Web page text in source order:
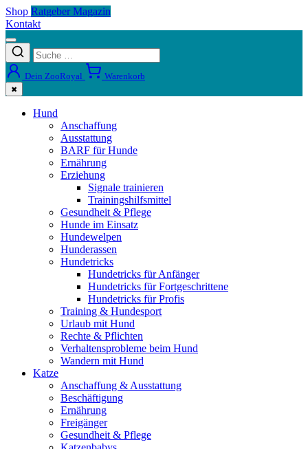
Shop Ratgeber Magazin
Kontakt
Dein ZooRoyal Warenkorb
✖
Hund
Anschaffung
Ausstattung
BARF für Hunde
Ernährung
Erziehung
Signale trainieren
Trainingshilfsmittel
Gesundheit & Pflege
Hunde im Einsatz
Hundewelpen
Hunderassen
Hundetricks
Hundetricks für Anfänger
Hundetricks für Fortgeschrittene
Hundetricks für Profis
Training & Hundesport
Urlaub mit Hund
Rechte & Pflichten
Verhaltensprobleme beim Hund
Wandern mit Hund
Katze
Anschaffung & Ausstattung
Beschäftigung
Ernährung
Freigänger
Gesundheit & Pflege